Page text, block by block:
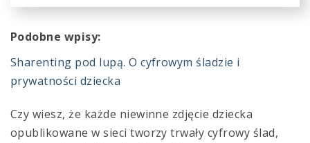
Podobne wpisy:
Sharenting pod lupą. O cyfrowym śladzie i
prywatności dziecka
Czy wiesz, że każde niewinne zdjęcie dziecka
opublikowane w sieci tworzy trwały cyfrowy ślad,